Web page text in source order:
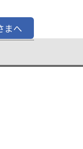
まへ